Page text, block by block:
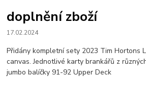
doplnění zboží
17.02.2024
Přidány kompletní sety 2023 Tim Hortons
canvas. Jednotlivé karty brankářů z
jumbo balíčky 91-92 Upper Deck